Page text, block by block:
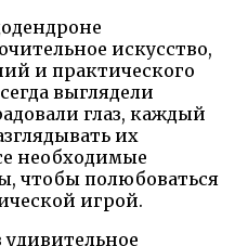
искусство,
и практического
выглядели
глаз, каждый
их
необходимые
чтобы полюбоваться
игрой.